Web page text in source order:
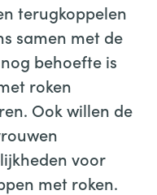
terugkoppelen
samen met de
behoefte is
roken
Ook willen de
voor
met roken.